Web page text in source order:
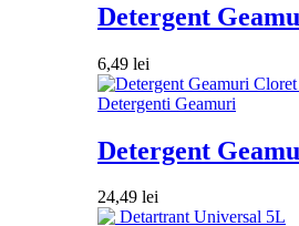
Detergent
6,49 lei
Detergenti Geamuri
Detergent
24,49 lei